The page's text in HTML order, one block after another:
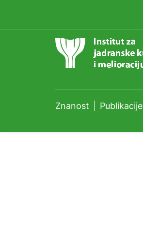
Znanost Publikacije